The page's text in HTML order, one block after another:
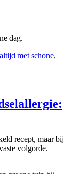
dag.
recept, maar bij
volgorde.